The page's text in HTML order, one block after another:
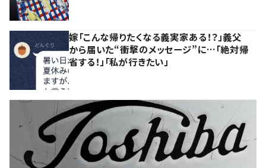
嫁「こんな帰りたくなる義実家ある！？」義父
から届いた“衝撃のメッセージ”に…「絶対帰
省する！」「私が行きたい」